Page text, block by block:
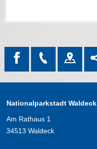
Nationalparkstadt Waldeck
Am Rathaus 1
34513 Waldeck